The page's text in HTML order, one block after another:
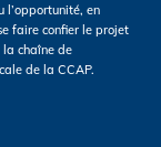
l’opportunité, en
faire confier le projet
chaîne de
de la CCAP.